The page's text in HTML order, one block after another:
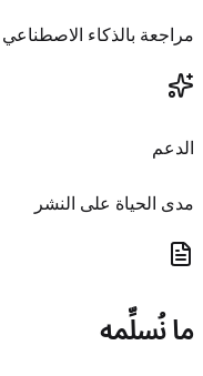
مراجعة بالذكاء
الدعم
مدى الحياة على النشر
ما نُسلِّمه